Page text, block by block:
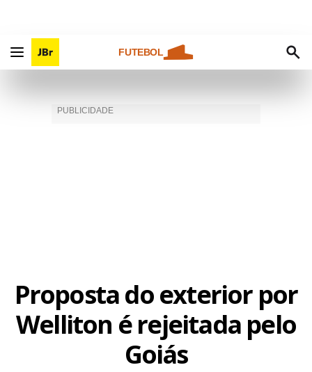
FUTEBOL
Proposta do exterior por
Welliton é rejeitada pelo
Goiás